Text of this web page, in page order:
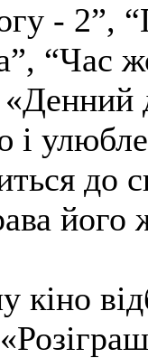
- 2”,
“Час
і
до
кіно